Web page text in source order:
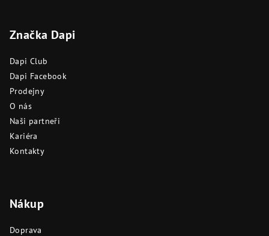
Značka Dapi
Dapi Club
Dapi Facebook
Prodejny
O nás
Naši partneři
Kariéra
Kontakty
Nákup
Doprava